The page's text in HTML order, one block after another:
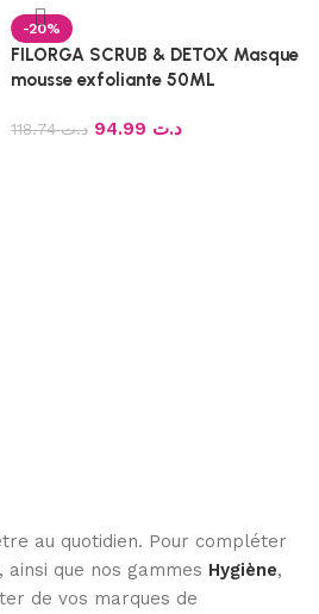
-20%
FILORGA SCRUB & DETOX Masque
mousse exfoliante 50ML
د.ت118.74 د.ت
au quotidien. Pour compléter
, ainsi que nos gammes Hygiène,
de vos marques de